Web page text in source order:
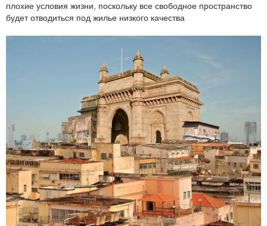
плохие условия жизни, поскольку все свободное пространство
будет отводиться под жилье низкого качества